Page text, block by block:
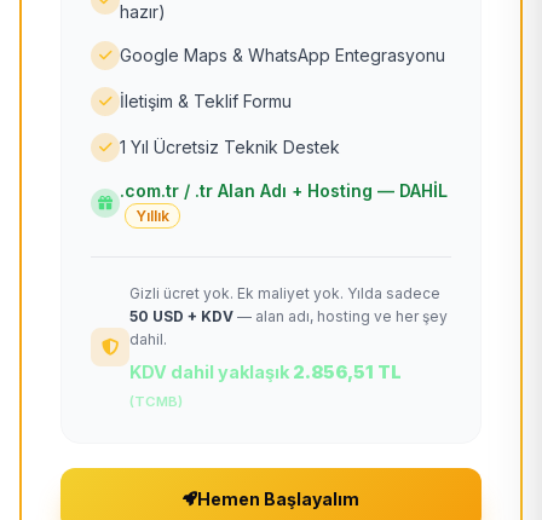
hazır)
Google Maps & WhatsApp Entegrasyonu
İletişim & Teklif Formu
1 Yıl Ücretsiz Teknik Destek
.com.tr / .tr Alan Adı + Hosting — DAHİL
Yıllık
Gizli ücret yok. Ek maliyet yok. Yılda sadece
50 USD + KDV — alan adı, hosting ve her şey
dahil.
KDV dahil yaklaşık 2.856,51 TL
(TCMB)
Hemen Başlayalım